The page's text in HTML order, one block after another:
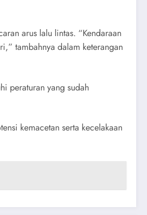
arus lalu lintas. “Kendaraan
tambahnya dalam keterangan
peraturan yang sudah
kemacetan serta kecelakaan